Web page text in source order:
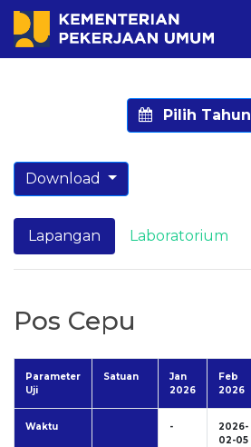
Pilih Tahun
Download
Lapangan Laboratorium
Pos Cepu
Parameter
Uji
Satuan
Jan
2026
Feb
2026
Waktu -
2026-
02-05